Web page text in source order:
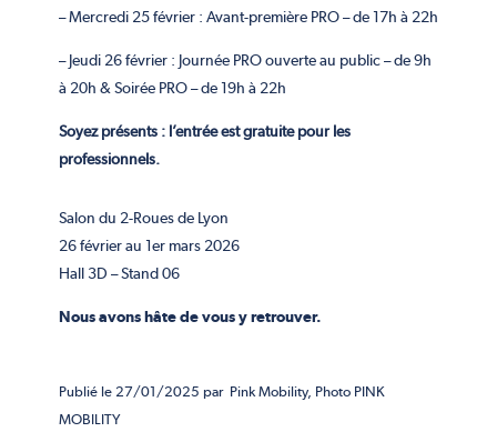
– Mercredi 25 février : Avant-première PRO – de 17h à 22h
– Jeudi 26 février : Journée PRO ouverte au public – de 9h
à 20h &Soirée PRO – de 19h à 22h
Soyez présents : l’entrée est gratuite pour les
professionnels.
Salon du 2-Roues de Lyon
26 février au 1er mars 2026
Hall 3D – Stand 06
Nous avons hâte de vous y retrouver.
Publié le 27/01/2025 par Pink Mobility, Photo PINK
MOBILITY